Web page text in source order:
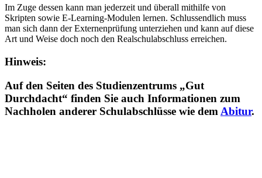
Im Zuge dessen kann man jederzeit und überall mithilfe von
Skripten sowie E-Learning-Modulen lernen. Schlussendlich muss
man sich dann der Externenprüfung unterziehen und kann auf diese
Art und Weise doch noch den Realschulabschluss erreichen.
Hinweis:
Auf den Seiten des Studienzentrums „Gut
Durchdacht“ finden Sie auch Informationen zum
Nachholen anderer Schulabschlüsse wie dem Abitur.